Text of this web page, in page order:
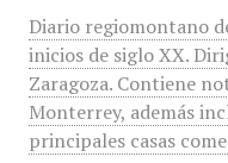
Diario regiomontano
inicios de siglo XX.
Zaragoza. Contiene
Monterrey, además
principales casas